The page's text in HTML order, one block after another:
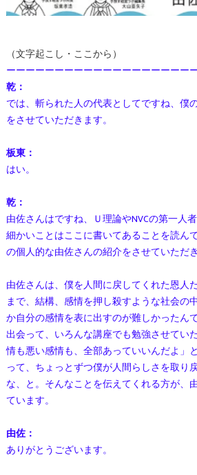
（文字起こし・ここから）
ーーーーーーーーーーーーーーーーーーー
乾：
では、斬られた人の代表としてですね、僕
をさせていただきます。
板東：
はい。
乾：
由佐さんはですね、Ｕ理論やNVCの第一人
細かいことはここに書いてあることを読ん
の個人的な由佐さんの紹介をさせていただき
由佐さんは、僕を人間に戻してくれた恩人
まで、結構、感情を押し殺すような社会の
か自分の感情を表に出すのが難しかったん
出会って、いろんな講座でも勉強させてい
情も悪い感情も、全部あっていいんだよ」
って、ちょっとずつ僕が人間らしさを取り
な、と。そんなことを伝えてくれる方が、
ています。
由佐：
ありがとうございます。